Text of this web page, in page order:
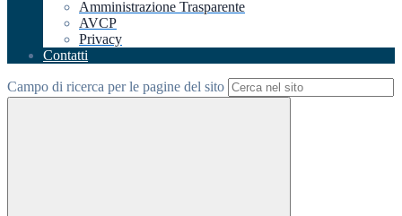
Amministrazione Trasparente
AVCP
Privacy
Contatti
Campo di ricerca per le pagine del sito